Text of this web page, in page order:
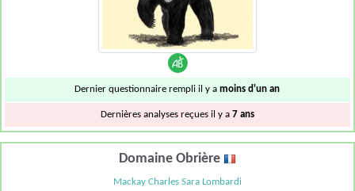
Dernier questionnaire rempli il y amoins d'un an
Dernières analyses reçues il y a 7 ans
Domaine Obrière
Mackay Charles Sara Lombardi